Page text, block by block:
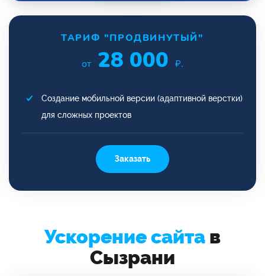
ТАРИФ "ПРОДВИНУТЫЙ"
от 28 000 ₽.
Создание мобильной версии (адаптивной верстки)
для сложных проектов
Заказать
Ускорение сайта в
Сызрани